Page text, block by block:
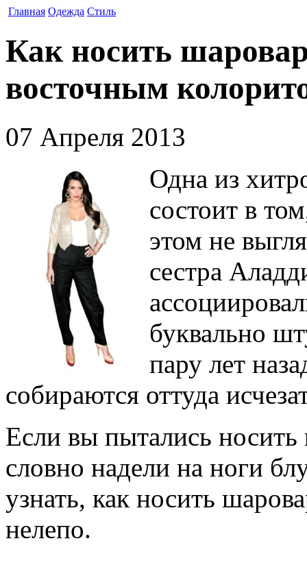
Главная Одежда Стиль
Как носить
восточным
07 Апреля 2013
Одна из
состоит в
этом не
сестра
буквально
пару лет
собираются оттуда
Если вы пытались
словно надели на ноги
узнать, как носить
нелепо.